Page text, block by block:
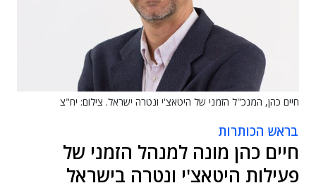
חיים כהן, המנכ"ל הזמני של היטאצ'י ונטרה ישראל. צילום: יח"צ
בראש הכותרות
חיים כהן מונה למנהל הזמני של
פעילות היטאצ'י ונטרה בישראל